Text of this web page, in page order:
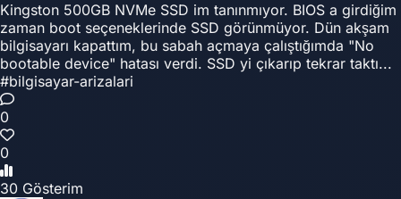
Kingston 500GB NVMe SSD im tanınmıyor. BIOS a girdiğim
zaman boot seçeneklerinde SSD görünmüyor. Dün akşam
bilgisayarı kapattım, bu sabah açmaya çalıştığımda "No
bootable device" hatası verdi. SSD yi çıkarıp tekrar taktı...
#bilgisayar-arizalari
0
0
30 Gösterim